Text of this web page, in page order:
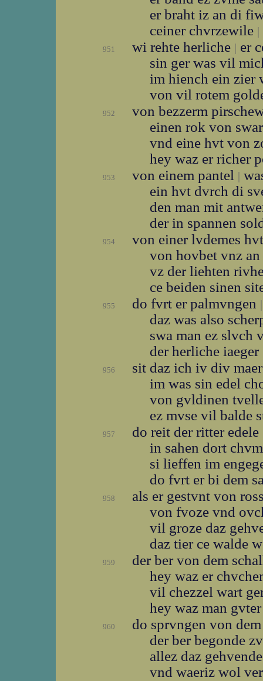
er braht iz an di
ceiner chvrzewile |
951 wi rehte herliche | er
sin ger was vil
im hiench ein zier
von vil rotem
952
von bezzerm
einen rok von
vnd eine hvt von
hey waz er richer
953 von einem pantel |
ein hvt dvrch di
den man mit
der in spannen
954
von einer lvdemes
von hovbet vnz
vz der liehten
ce beiden sinen
955 do fvrt er palmvngen |
daz was also
swa man ez slvch
der herliche iaeger
956
sit daz ich iv div
im was sin edel
von gvldinen
ez mvse vil balde
957 do reit der ritter edele
in sahen dort
si lieffen im
do fvrt er bi dem
958
als er gestvnt von
von fvoze vnd
vil groze daz
daz tier ce walde
959
der ber von dem
hey waz er
vil chezzel wart
hey waz man
960
do sprvngen von
der ber begonde
allez daz
vnd waeriz wol